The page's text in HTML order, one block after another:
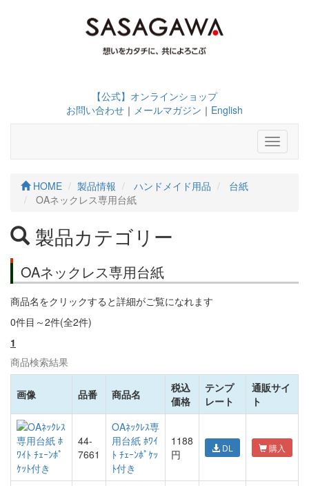
【公式】オンラインショップ
お問い合わせ ｜ メールマガジン ｜ English
Toggle
HOME 製品情報 ハンドメイド用品
台紙
OAネックレス専用台紙
製品カテゴリー
OAネックレス専用台紙
商品名をクリックすると詳細がご覧になれます
0件目～2件(全2件)
1
商品検索結果
画像 品番 商品名
税込
価格
テンプ
レート
通販サイ
ト
44-
7661
OAﾈｯｸﾚｽ専
用台紙 ﾎﾜｲ
ﾄ ﾁｪｰﾝﾎﾟｹｯ
ﾄ付き
1188
円
DL 購入